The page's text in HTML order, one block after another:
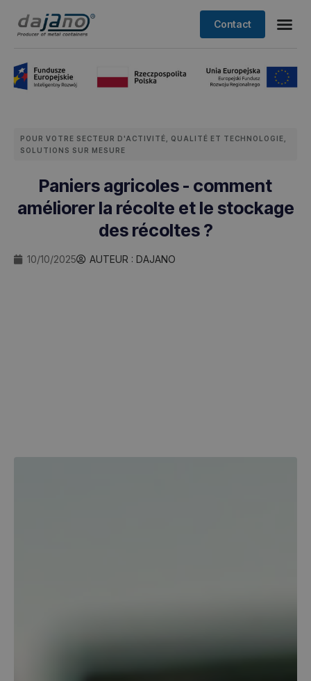
Contact
POUR VOTRE SECTEUR D'ACTIVITÉ QUALITÉ ET TECHNOLOGIE
SOLUTIONS SUR MESURE
Paniers agricoles - comment
améliorer la récolte et le stockage
des récoltes ?
10/10/2025 AUTEUR : DAJANO